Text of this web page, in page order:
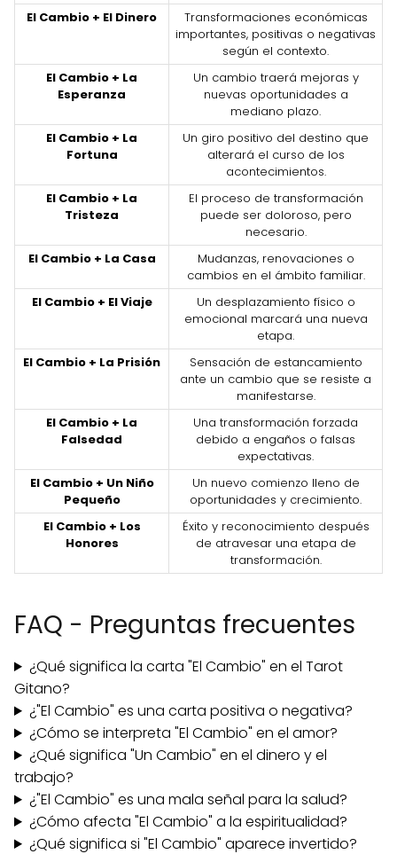
El Cambio + El Dinero
Transformaciones económicas
importantes, positivas o negativas
según el contexto.
El Cambio + La
Esperanza
Un cambio traerá mejoras y
nuevas oportunidades a
mediano plazo.
El Cambio + La
Fortuna
Un giro positivo del destino que
alterará el curso de los
acontecimientos.
El Cambio + La
Tristeza
El proceso de transformación
puede ser doloroso, pero
necesario.
El Cambio + La Casa
Mudanzas, renovaciones o
cambios en el ámbito familiar.
El Cambio + El Viaje
Un desplazamiento físico o
emocional marcará una nueva
etapa.
El Cambio + La Prisión
Sensación de estancamiento
ante un cambio que se resiste a
manifestarse.
El Cambio + La
Falsedad
Una transformación forzada
debido a engaños o falsas
expectativas.
El Cambio + Un Niño
Pequeño
Un nuevo comienzo lleno de
oportunidades y crecimiento.
El Cambio + Los
Honores
Éxito y reconocimiento después
de atravesar una etapa de
transformación.
FAQ - Preguntas frecuentes
¿Qué significa la carta "El Cambio" en el Tarot
Gitano?
¿"El Cambio" es una carta positiva o negativa?
¿Cómo se interpreta "El Cambio" en el amor?
¿Qué significa "Un Cambio" en el dinero y el
trabajo?
¿"El Cambio" es una mala señal para la salud?
¿Cómo afecta "El Cambio" a la espiritualidad?
¿Qué significa si "El Cambio" aparece invertido?